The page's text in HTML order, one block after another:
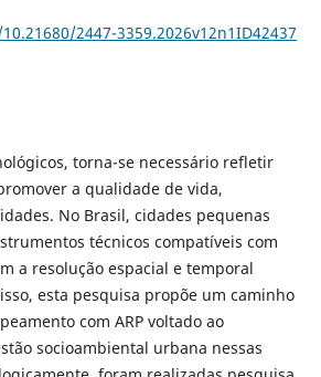
2447-3359.2026v12n1ID42437
torna-se necessário refletir
a qualidade de vida,
No Brasil, cidades pequenas
técnicos compatíveis com
a resolução espacial e temporal
esta pesquisa propõe um caminho
com ARP voltado ao
socioambiental urbana nessas